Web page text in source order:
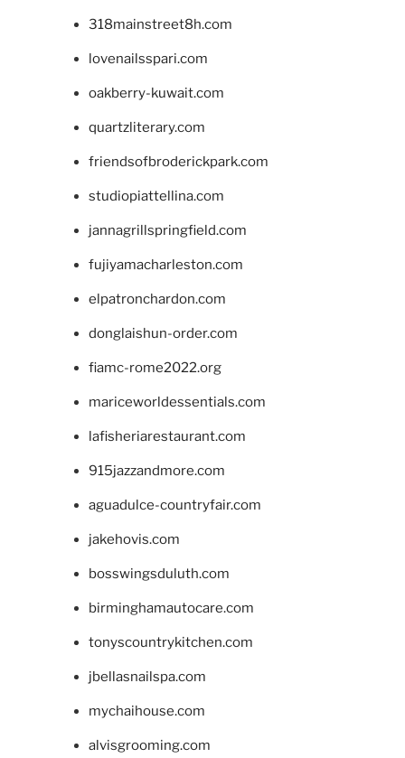
318mainstreet8h.com
lovenailsspari.com
oakberry-kuwait.com
quartzliterary.com
friendsofbroderickpark.com
studiopiattellina.com
jannagrillspringfield.com
fujiyamacharleston.com
elpatronchardon.com
donglaishun-order.com
fiamc-rome2022.org
mariceworldessentials.com
lafisheriarestaurant.com
915jazzandmore.com
aguadulce-countryfair.com
jakehovis.com
bosswingsduluth.com
birminghamautocare.com
tonyscountrykitchen.com
jbellasnailspa.com
mychaihouse.com
alvisgrooming.com